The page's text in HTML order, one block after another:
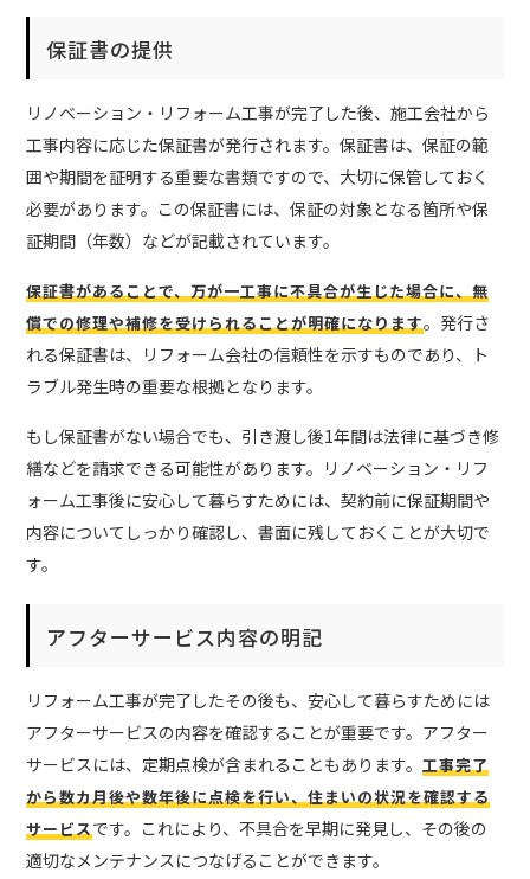
保証書の提供
リノベーション・リフォーム工事が完了した後、施工会社から
工事内容に応じた保証書が発行されます。保証書は、保証の範
囲や期間を証明する重要な書類ですので、大切に保管しておく
必要があります。この保証書には、保証の対象となる箇所や保
証期間（年数）などが記載されています。
保証書があることで、万が一工事に不具合が生じた場合に、無
償での修理や補修を受けられることが明確になります。発行さ
れる保証書は、リフォーム会社の信頼性を示すものであり、ト
ラブル発生時の重要な根拠となります。
もし保証書がない場合でも、引き渡し後1年間は法律に基づき修
繕などを請求できる可能性があります。リノベーション・リフ
ォーム工事後に安心して暮らすためには、契約前に保証期間や
内容についてしっかり確認し、書面に残しておくことが大切で
す。
アフターサービス内容の明記
リフォーム工事が完了したその後も、安心して暮らすためには
アフターサービスの内容を確認することが重要です。アフター
サービスには、定期点検が含まれることもあります。 工事完了
から数カ月後や数年後に点検を行い、住まいの状況を確認する
サービスです。これにより、不具合を早期に発見し、その後の
適切なメンテナンスにつなげることができます。